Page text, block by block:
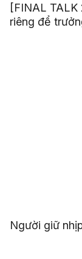
[FINAL
riêng để
Người giữ